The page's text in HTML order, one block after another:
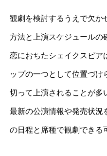
観劇を検討するうえで欠か
方法と上演スケジュールの
恋におちたシェイクスピア
ップの一つとして位置づけ
切って上演されることが多
最新の公演情報や発売状況
の日程と席種で観劇できる